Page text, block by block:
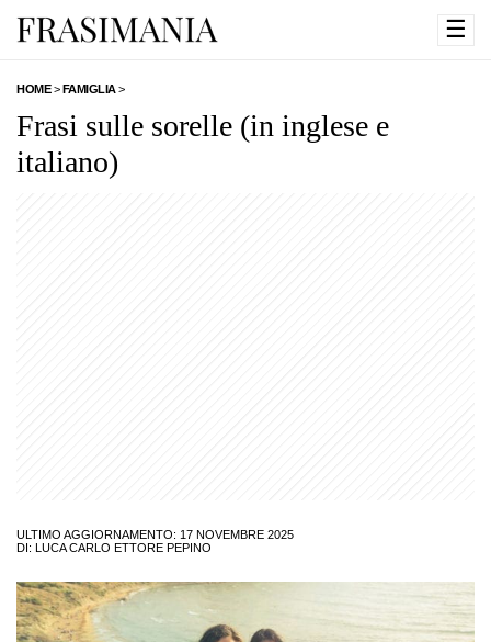
☰
HOME>FAMIGLIA>
Frasi sulle sorelle (in inglese e
italiano)
ULTIMO AGGIORNAMENTO: 17 NOVEMBRE 2025
DI: LUCA CARLO ETTORE PEPINO